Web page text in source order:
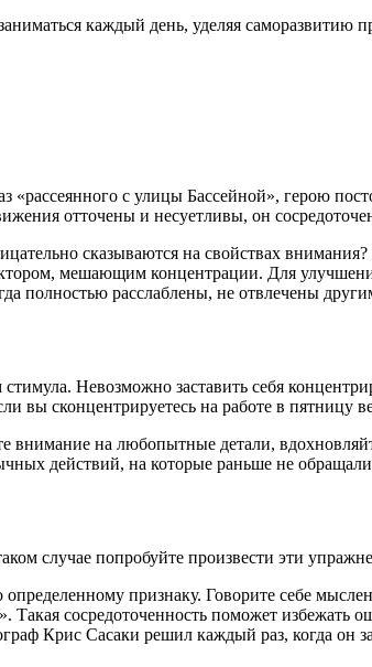
каждый день, уделяя
с улицы Бассейной», герою
отточены и несуетливы, он
сказываются на свойствах
мешающим концентрации. Для
полностью расслаблены, не отвлечены
Невозможно заставить себя
вы сконцентрируетесь на работе в
внимание на любопытные детали,
действий, на которые раньше не
случае попробуйте произвести эти
признаку. Говорите себе
сосредоточенность поможет избежать
Крис Сасаки решил каждый раз, когда он